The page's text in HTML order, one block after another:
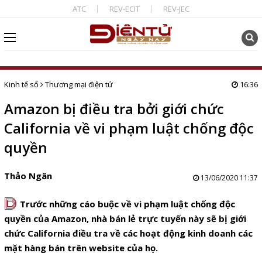
ATC REV-ECIT REV-JEC
Kinh tế số Thương mại điện tử 16:36
Amazon bị điều tra bởi giới chức
California về vi phạm luật chống độc
quyền
Thảo Ngân 13/06/2020 11:37
D Trước những cáo buộc về vi phạm luật chống độc
quyền của Amazon, nhà bán lẻ trực tuyến này sẽ bị giới
chức California điều tra về các hoạt động kinh doanh các
mặt hàng bán trên website của họ.